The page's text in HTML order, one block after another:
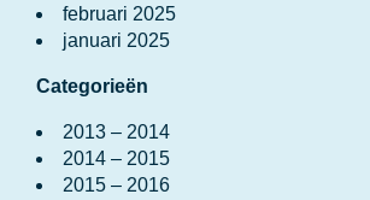
februari 2025
januari 2025
Categorieën
2013 – 2014
2014 – 2015
2015 – 2016